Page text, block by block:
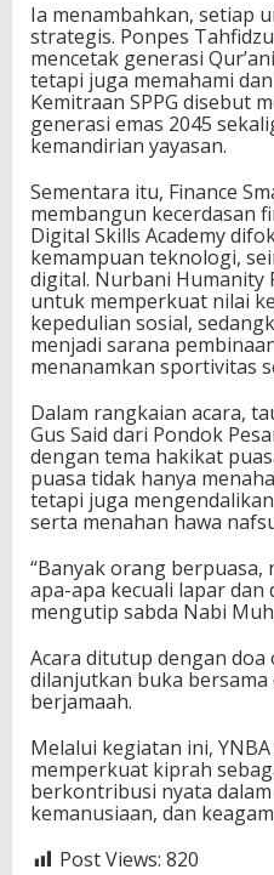
Ia menambahkan, setiap
strategis. Ponpes
mencetak generasi
tetapi juga memahami
Kemitraan SPPG disebut
generasi emas 2045
kemandirian yayasan.
Sementara itu, Finance
membangun kecerdasan
Digital Skills Academy
kemampuan teknologi,
digital. Nurbani Humanity
untuk memperkuat nilai
kepedulian sosial,
menjadi sarana
menanamkan sportivitas
Dalam rangkaian acara,
Gus Said dari Pondok
dengan tema hakikat
puasa tidak hanya
tetapi juga
serta menahan hawa
“Banyak orang
apa-apa kecuali lapar dan
mengutip sabda Nabi
Acara ditutup dengan doa
dilanjutkan buka
berjamaah.
Melalui kegiatan ini,
memperkuat kiprah
berkontribusi nyata
kemanusiaan, dan
Post Views: 820